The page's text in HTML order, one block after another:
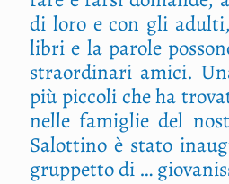
di loro e con gli
libri e la parole
straordinari amici.
più piccoli che ha
nelle famiglie del
Salottino è stato
gruppetto di …